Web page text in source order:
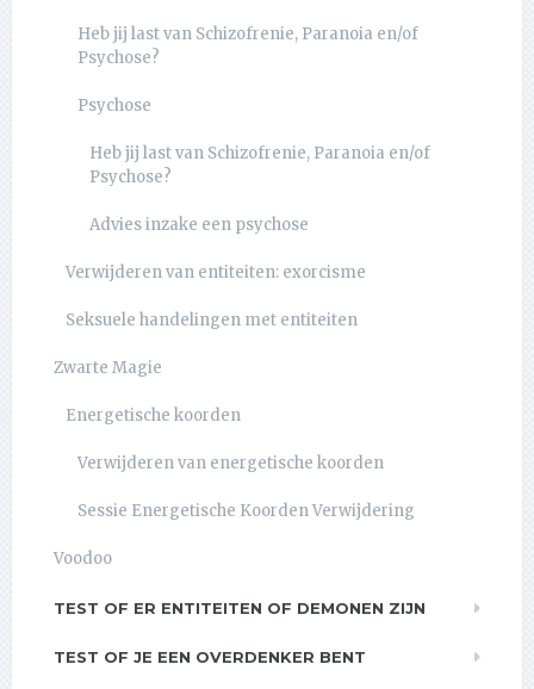
Heb jij last van Schizofrenie, Paranoia en/of
Psychose?
Psychose
Heb jij last van Schizofrenie, Paranoia en/of
Psychose?
Advies inzake een psychose
Verwijderen van entiteiten: exorcisme
Seksuele handelingen met entiteiten
Zwarte Magie
Energetische koorden
Verwijderen van energetische koorden
Sessie Energetische Koorden Verwijdering
Voodoo
TEST OF ER ENTITEITEN OF DEMONEN ZIJN
TEST OF JE EEN OVERDENKER BENT